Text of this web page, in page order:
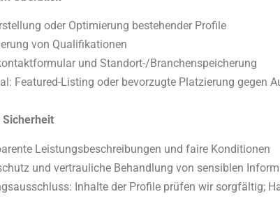
oder Optimierung bestehender Profile
von Qualifikationen
und Standort-/Branchenspeicherung
Featured-Listing oder bevorzugte Platzierung gegen
Leistungsbeschreibungen und faire Konditionen
und vertrauliche Behandlung von sensiblen
Inhalte der Profile prüfen wir sorgfältig;